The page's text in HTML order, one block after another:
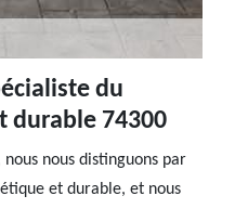
du
durable 74300
nous distinguons par
et durable, et nous